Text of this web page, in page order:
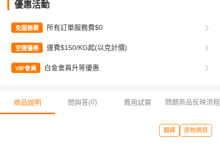
優惠活動
免服務費 所有訂單服務費$0
空運優惠 運費$150/KG起(以克計價)
VIP會員 白金會員升等優惠
商品說明 問與答(0) 費用試算 問題商品反映流程
翻譯 原始網頁